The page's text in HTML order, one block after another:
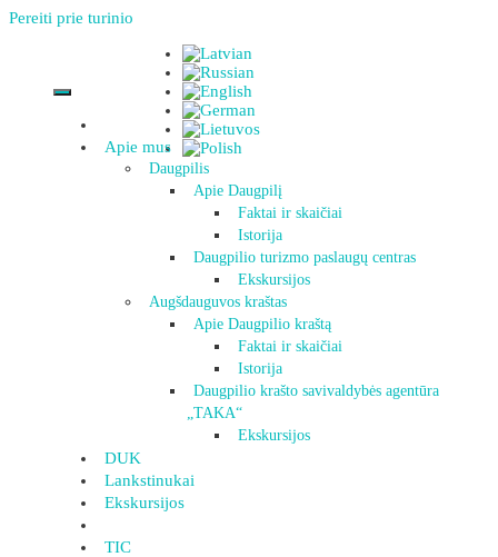
Pereiti prie turinio
Apie mus
Daugpilis
Apie Daugpilį
Faktai ir skaičiai
Istorija
Daugpilio turizmo paslaugų centras
Ekskursijos
Augšdauguvos kraštas
Apie Daugpilio kraštą
Faktai ir skaičiai
Istorija
Daugpilio krašto savivaldybės agentūra
„TAKA“
Ekskursijos
DUK
Lankstinukai
Ekskursijos
TIC